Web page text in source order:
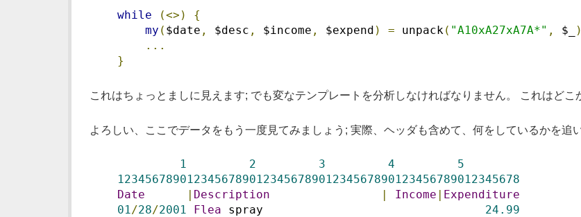
while (<>)
{
my ( $date , $desc , $income , $expend ) = unpack( "A10xA27xA7A*" , $_
...
}
これはちょっとましに見えます; でも変なテンプレートを分析しなければなりません。 これはどこ
よろしい、ここでデータをもう一度見てみましょう; 実際、ヘッダも含めて、何をしているかを追
1 2 3 4
5
1234567890123456789012345678901234567890123456789012345678
Date
| Description | Income | Expenditure
01/28/2001 Flea spray 24.99